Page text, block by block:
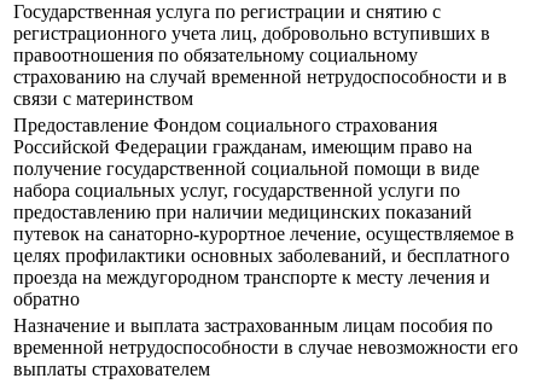
Государственная услуга по регистрации и снятию с
регистрационного учета лиц, добровольно вступивших в
правоотношения по обязательному социальному
страхованию на случай временной нетрудоспособности и в
связи с материнством
Предоставление Фондом социального страхования
Российской Федерации гражданам, имеющим право на
получение государственной социальной помощи в виде
набора социальных услуг, государственной услуги по
предоставлению при наличии медицинских показаний
путевок на санаторно-курортное лечение, осуществляемое в
целях профилактики основных заболеваний, и бесплатного
проезда на междугородном транспорте к месту лечения и
обратно
Назначение и выплата застрахованным лицам пособия по
временной нетрудоспособности в случае невозможности его
выплаты страхователем